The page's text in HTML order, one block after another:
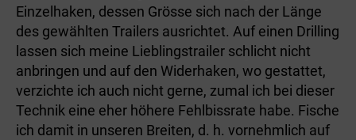
Einzelhaken, dessen Grösse sich nach der Länge
des gewählten Trailers ausrichtet. Auf einen Drilling
lassen sich meine Lieblingstrailer schlicht nicht
anbringen und auf den Widerhaken, wo gestattet,
verzichte ich auch nicht gerne, zumal ich bei dieser
Technik eine eher höhere Fehlbissrate habe. Fische
ich damit in unseren Breiten, d. h. vornehmlich auf